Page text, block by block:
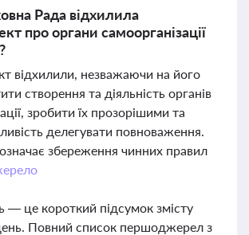
Рада відхилила
про органи самоорганізації
відхилили, незважаючи на його
створення та діяльність органів
зробити їх прозорішими та
делегувати повноваження.
збереження чинних правил
— це короткий підсумок змісту
Повний список першоджерел з